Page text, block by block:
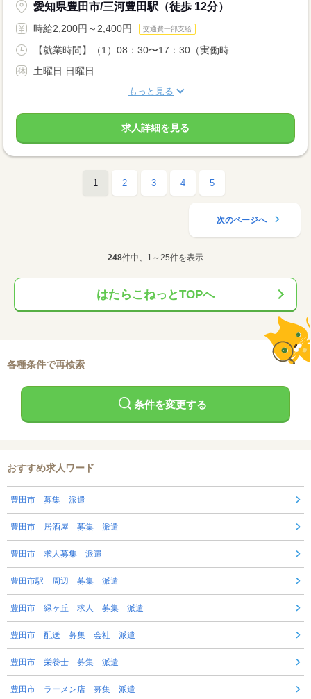
愛知県豊田市/三河豊田駅（徒歩 12分）
時給2,200円～2,400円 交通費一部支給
【就業時間】（1）08：30〜17：30（実働時...
土曜日 日曜日
もっと見る
求人詳細を見る
1 2 3 4 5
次のページへ
248件中、1～25件を表示
はたらこねっとTOPへ
各種条件で再検索
条件を変更する
おすすめ求人ワード
豊田市 募集 派遣
豊田市 居酒屋 募集 派遣
豊田市 求人募集 派遣
豊田市駅 周辺 募集 派遣
豊田市 緑ヶ丘 求人 募集 派遣
豊田市 配送 募集 会社 派遣
豊田市 栄養士 募集 派遣
豊田市 ラーメン店 募集 派遣